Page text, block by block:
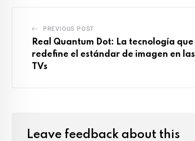
PREVIOUS POST
Real Quantum Dot: La tecnología que
redefine el estándar de imagen en las
TVs
Leave feedback about this